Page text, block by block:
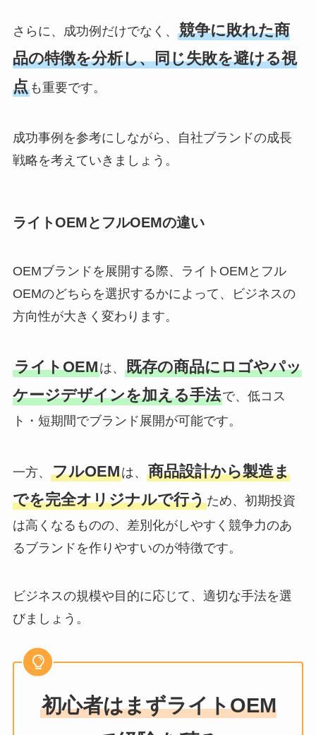
さらに、成功例だけでなく、 競争に敗れた商
品の特徴を分析し、同じ失敗を避ける視
点も重要です。
成功事例を参考にしながら、自社ブランドの成長
戦略を考えていきましょう。
ライトOEMとフルOEMの違い
OEMブランドを展開する際、ライトOEMとフル
OEMのどちらを選択するかによって、ビジネスの
方向性が大きく変わります。
ライトOEMは、 既存の商品にロゴやパッ
ケージデザインを加える手法で、低コス
ト・短期間でブランド展開が可能です。
一方、 フルOEMは、 商品設計から製造ま
でを完全オリジナルで行うため、初期投資
は高くなるものの、差別化がしやすく競争力のあ
るブランドを作りやすいのが特徴です。
ビジネスの規模や目的に応じて、適切な手法を選
びましょう。
初心者はまずライトOEM